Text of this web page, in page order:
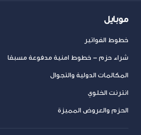
موبايل
خطوط الفواتير
شراء حزم – خطوط امنية مدفوعة مسبقا
المكالمات الدولية والتجوال
انترنت الخلوي
الحزم والعروض المميزة